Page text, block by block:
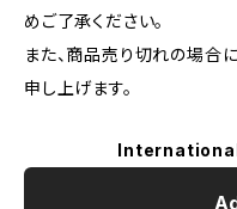
めご了承ください。
また、商品売り切れの場合
申し上げます。